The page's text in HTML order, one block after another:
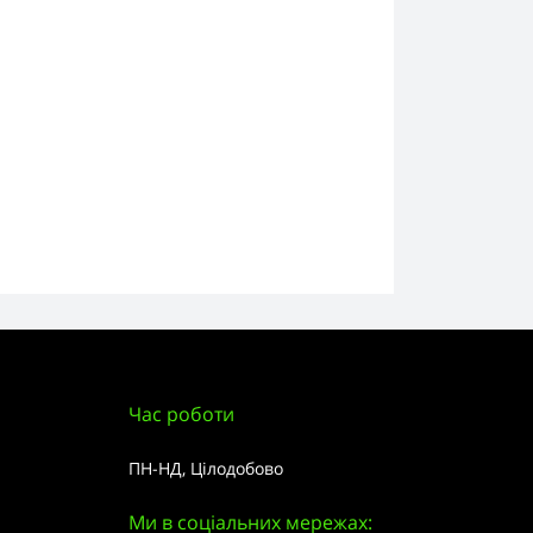
Час роботи
ПН-НД, Цілодобово
Ми в соціальних мережах: